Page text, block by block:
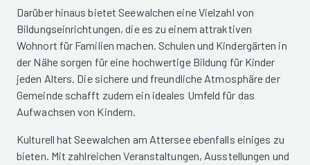
Darüber hinaus bietet Seewalchen eine Vielzahl von
Bildungseinrichtungen, die es zu einem attraktiven
Wohnort für Familien machen. Schulen und Kindergärten in
der Nähe sorgen für eine hochwertige Bildung für Kinder
jeden Alters. Die sichere und freundliche Atmosphäre der
Gemeinde schafft zudem ein ideales Umfeld für das
Aufwachsen von Kindern.
Kulturell hat Seewalchen am Attersee ebenfalls einiges zu
bieten. Mit zahlreichen Veranstaltungen, Ausstellungen und